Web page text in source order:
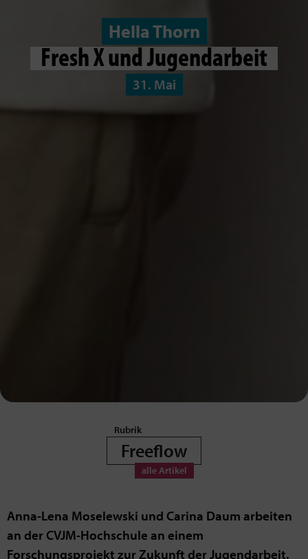
Hella Thorn
Fresh X und Jugendarbeit
31. Mai
Freeflow
Anna-Lena Moselewski und Carina Daum arbeiten
an der CVJM-Hochschule an einem
Forschungsprojekt zur Zukunft der Jugendarbeit.